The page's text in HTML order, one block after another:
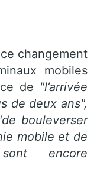
changement
mobiles
de "l’arrivée
de deux ans",
bouleverser
mobile et de
encore